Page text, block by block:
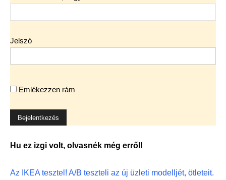
Jelszó
Emlékezzen rám
Hu ez izgi volt, olvasnék még erről!
Az IKEA tesztel! A/B teszteli az új üzleti modelljét, ötleteit.